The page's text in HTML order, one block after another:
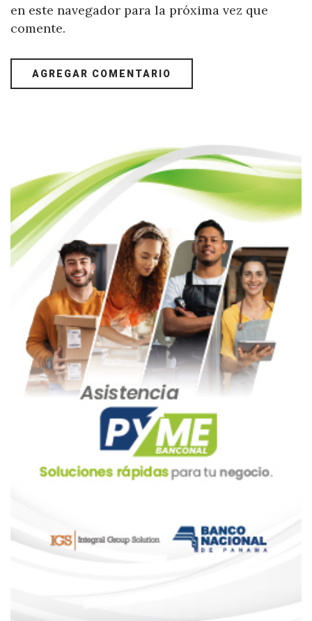
en este navegador para la próxima vez que
comente.